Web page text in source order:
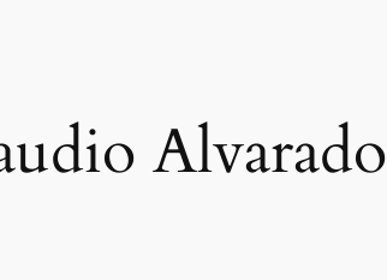
Alvarado